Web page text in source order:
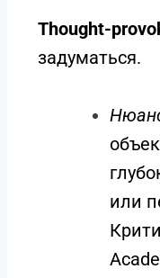
Thought-
задуматься.
или